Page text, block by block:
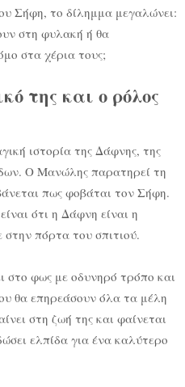
Σήφη, το δίλημμα μεγαλώνει:
στη φυλακή ή θα
στα χέρια τους;
της και ο ρόλος
ιστορία της Δάφνης, της
Ο Μανώλης παρατηρεί τη
πως φοβάται τον Σήφη.
ότι η Δάφνη είναι η
πόρτα του σπιτιού.
στο φως με οδυνηρό τρόπο και
θα επηρεάσουν όλα τα μέλη
στη ζωή της και φαίνεται
ελπίδα για ένα καλύτερο